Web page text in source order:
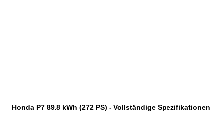
Honda P7 89.8 kWh (272 PS) - Vollständige Spezifikationen